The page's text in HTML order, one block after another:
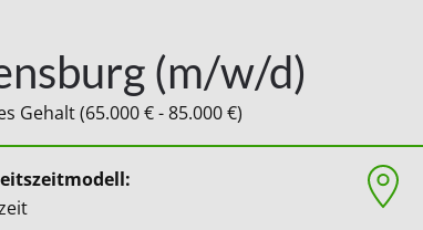
(m/w/d)
(65.000 € - 85.000 €)